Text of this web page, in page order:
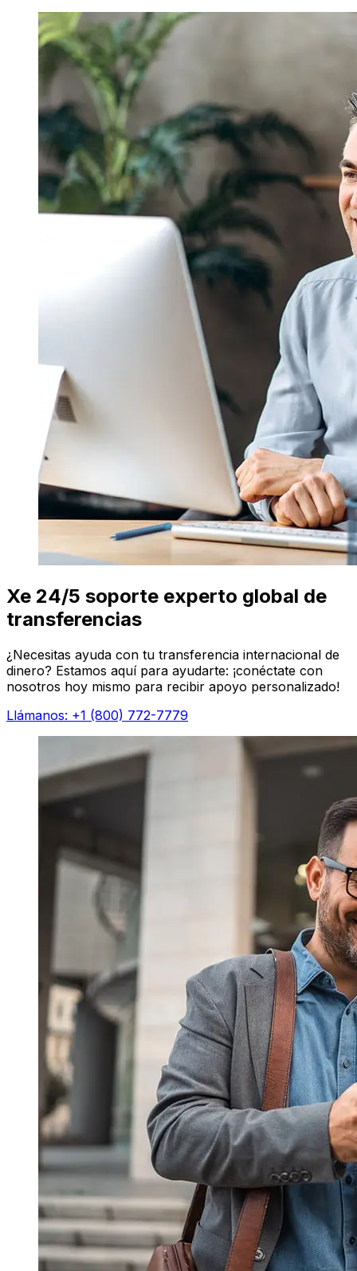
Xe 24/5 soporte experto global de
transferencias
¿Necesitas ayuda con tu transferencia internacional de
dinero? Estamos aquí para ayudarte: ¡conéctate con
nosotros hoy mismo para recibir apoyo personalizado!
Llámanos: +1 (800) 772-7779